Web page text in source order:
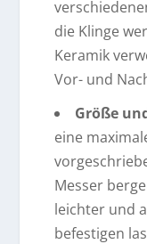
die Klinge
Keramik
Vor- und
Größe
eine
Messer
leichter und
befestigen